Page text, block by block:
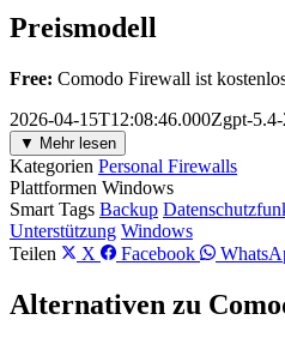
Preismodell
Free: Comodo Firewall ist
2026-04-15T12:08:46.000Zgpt-
▼ Mehr lesen
Kategorien Personal Firewalls
Plattformen Windows
Smart Tags Backup
Unterstützung Windows
Teilen
X Facebook
Alternativen zu